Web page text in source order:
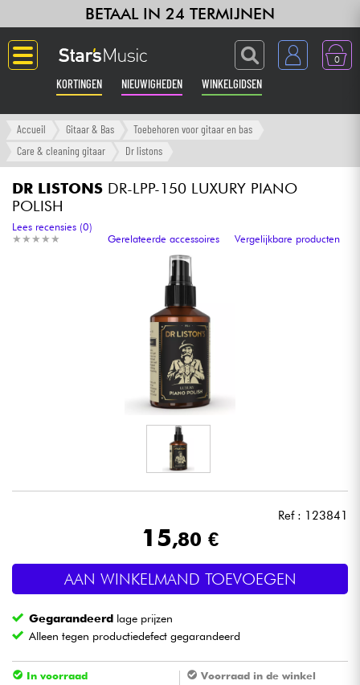
BETAAL IN 24 TERMIJNEN
0
KORTINGEN NIEUWIGHEDEN WINKELGIDSEN
Langue
Versterker & Effecten
Drums & percussie
Blaasinstrument
Viool & Quatuor
Accueil Gitaar & Bas
Toebehoren voor gitaar en bas
Care & cleaning gitaar
Dr listons
DR LISTONS DR-LPP-150 LUXURY PIANO
POLISH
★ ★ ★ ★ ★
★ ★ ★ ★ ★
Lees recensies (0)
Gerelateerde accessoires
Vergelijkbare producten
Ref : 123841
15,80 €
AAN WINKELMAND TOEVOEGEN
Gegarandeerd lage prijzen
Alleen tegen productiedefect gegarandeerd
In voorraad
Voorraad in de winkel